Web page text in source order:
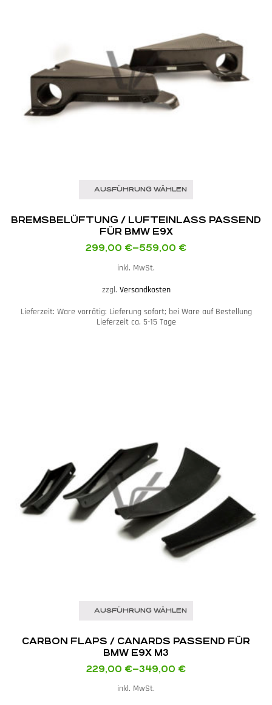
AUSFÜHRUNG WÄHLEN
BREMSBELÜFTUNG / LUFTEINLASS PASSEND
FÜR BMW E9X
299,00 €–559,00 €
inkl. MwSt.
zzgl. Versandkosten
Lieferzeit: Ware vorrätig: Lieferung sofort; bei Ware auf Bestellung
Lieferzeit ca. 5-15 Tage
AUSFÜHRUNG WÄHLEN
CARBON FLAPS / CANARDS PASSEND FÜR
BMW E9X M3
229,00 €–349,00 €
inkl. MwSt.